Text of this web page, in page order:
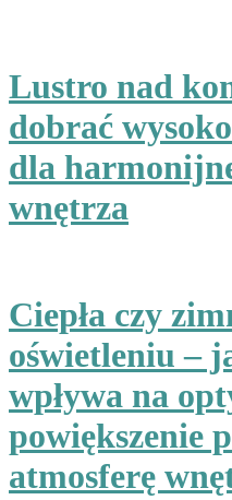
Lustro nad
dobrać
dla
wnętrza
Ciepła czy
oświetleniu –
wpływa na
powiększenie
atmosferę